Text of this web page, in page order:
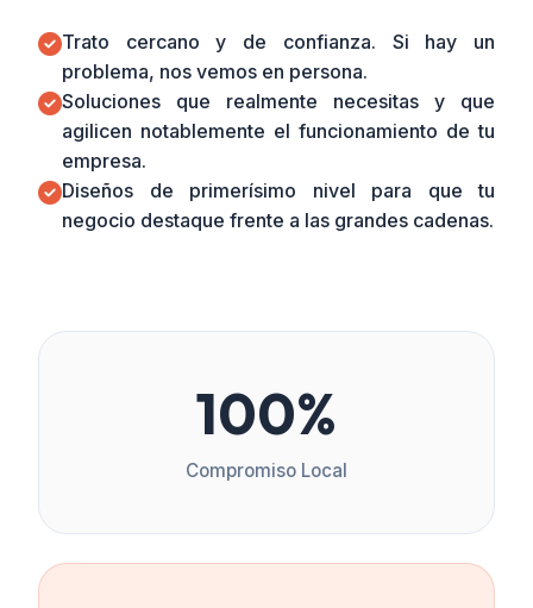
Trato cercano y de confianza. Si hay un
problema, nos vemos en persona.
Soluciones que realmente necesitas y que
agilicen notablemente el funcionamiento de tu
empresa.
Diseños de primerísimo nivel para que tu
negocio destaque frente a las grandes cadenas.
100%
Compromiso Local